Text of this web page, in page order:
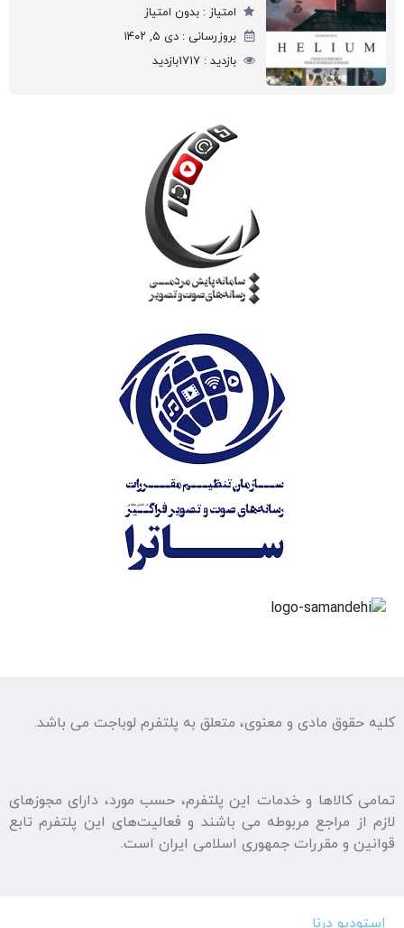
امتیاز : بدون امتیاز
بروزرسانی : دی ۵, ۱۴۰۲
بازدید : 1717بازدید
کلیه حقوق مادی و معنوی، متعلق به پلتفرم لوباجت می باشد.
تمامی كالاها و خدمات اين پلتفرم، حسب مورد، دارای مجوزهای
لازم از مراجع مربوطه می باشند و فعاليت‌های اين پلتفرم تابع
قوانين و مقررات جمهوری اسلامی ايران است.
استودیو درنا